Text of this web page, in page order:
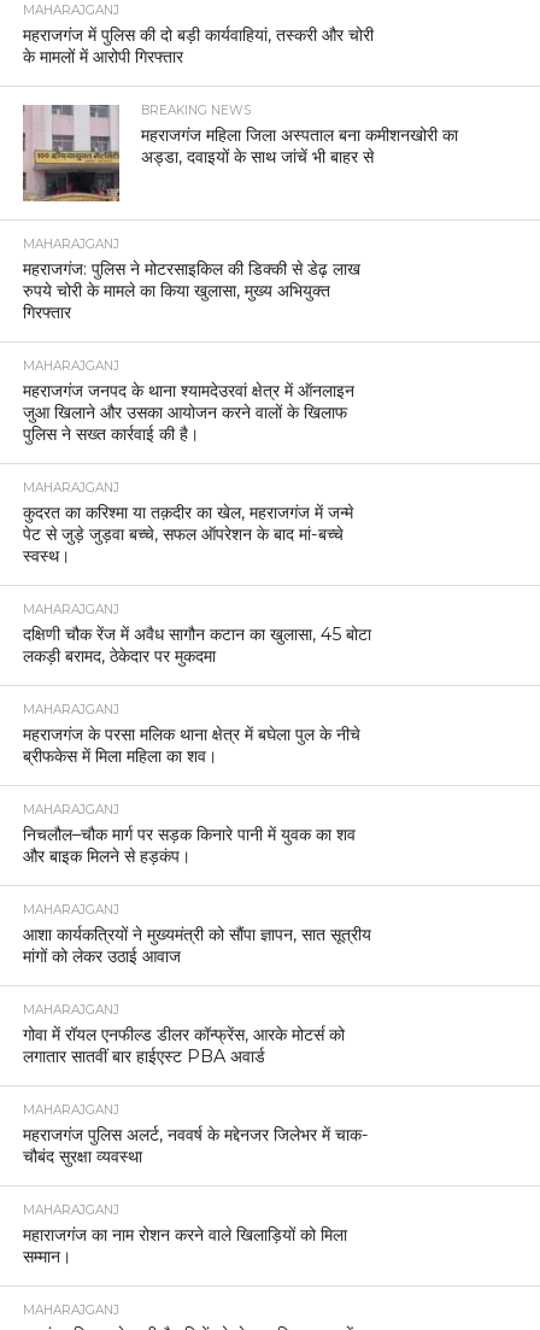
MAHARAJGANJ
महराजगंज में पुलिस की दो बड़ी कार्यवाहियां, तस्करी और चोरी
के मामलों में आरोपी गिरफ्तार
BREAKING NEWS
महराजगंज महिला जिला अस्पताल बना कमीशनखोरी का
अड्डा, दवाइयों के साथ जांचें भी बाहर से
MAHARAJGANJ
महराजगंज: पुलिस ने मोटरसाइकिल की डिक्की से डेढ़ लाख
रुपये चोरी के मामले का किया खुलासा, मुख्य अभियुक्त
गिरफ्तार
MAHARAJGANJ
महराजगंज जनपद के थाना श्यामदेउरवां क्षेत्र में ऑनलाइन
जुआ खिलाने और उसका आयोजन करने वालों के खिलाफ
पुलिस ने सख्त कार्रवाई की है।
MAHARAJGANJ
कुदरत का करिश्मा या तक़दीर का खेल, महराजगंज में जन्मे
पेट से जुड़े जुड़वा बच्चे, सफल ऑपरेशन के बाद मां-बच्चे
स्वस्थ।
MAHARAJGANJ
दक्षिणी चौक रेंज में अवैध सागौन कटान का खुलासा, 45 बोटा
लकड़ी बरामद, ठेकेदार पर मुकदमा
MAHARAJGANJ
महराजगंज के परसा मलिक थाना क्षेत्र में बघेला पुल के नीचे
ब्रीफकेस में मिला महिला का शव।
MAHARAJGANJ
निचलौल–चौक मार्ग पर सड़क किनारे पानी में युवक का शव
और बाइक मिलने से हड़कंप।
MAHARAJGANJ
आशा कार्यकत्रियों ने मुख्यमंत्री को सौंपा ज्ञापन, सात सूत्रीय
मांगों को लेकर उठाई आवाज
MAHARAJGANJ
गोवा में रॉयल एनफील्ड डीलर कॉन्फ्रेंस, आरके मोटर्स को
लगातार सातवीं बार हाईएस्ट PBA अवार्ड
MAHARAJGANJ
महराजगंज पुलिस अलर्ट, नववर्ष के मद्देनजर जिलेभर में चाक-
चौबंद सुरक्षा व्यवस्था
MAHARAJGANJ
महाराजगंज का नाम रोशन करने वाले खिलाड़ियों को मिला
सम्मान।
MAHARAJGANJ